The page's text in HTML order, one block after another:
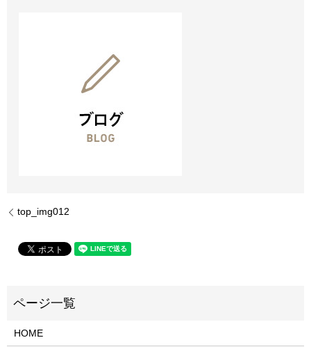
top_img012
HOME